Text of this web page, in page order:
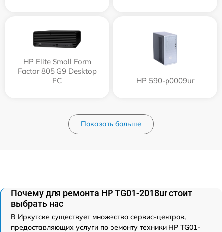
HP Elite Small Form
Factor 805 G9 Desktop
PC
HP 590-p0009ur
Показать больше
Почему для ремонта HP TG01-2018ur стоит
выбрать нас
В Иркутске существует множество сервис-центров,
предоставляющих услуги по ремонту техники HP TG01-